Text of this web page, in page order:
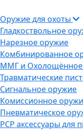
Оружие для охоты
Гладкоствольное
Нарезное оружие
Комбинированное
ММГ и
Травматические
Сигнальное оружие
Комиссионное
Пневматическое
PCP аксессуары для